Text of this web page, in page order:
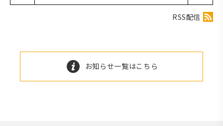
RSS配信
お知らせ一覧はこちら